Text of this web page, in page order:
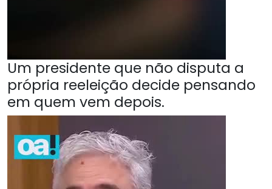
Um presidente que não disputa a
própria reeleição decide pensando
em quem vem depois.